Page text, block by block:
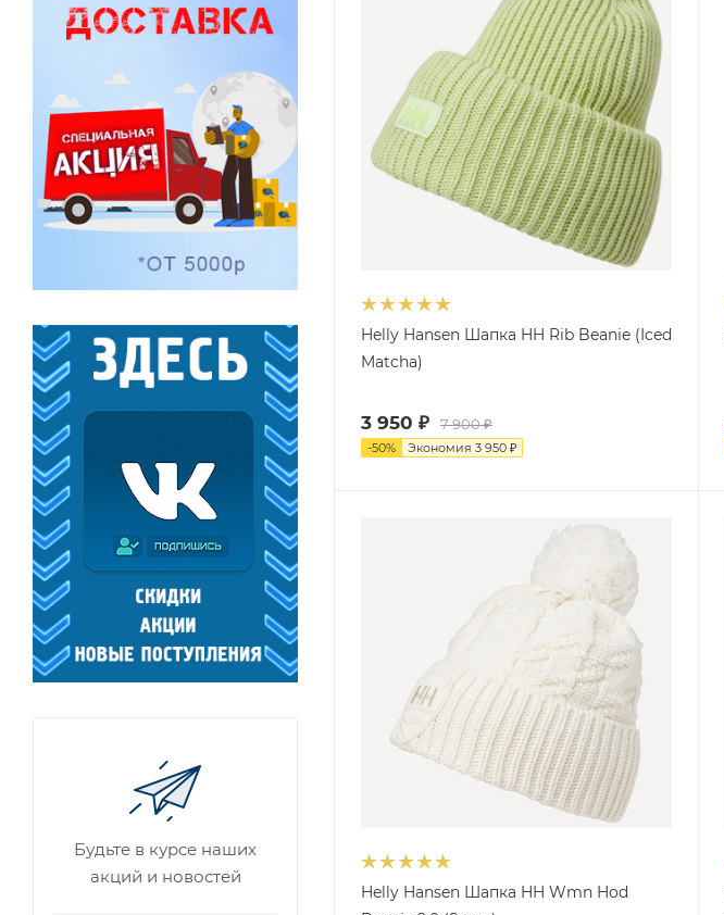
Helly Hansen Шапка HH Rib Beanie (Iced
Matcha)
3 950 ₽ 7 900₽
-50% Экономия 3 950 ₽
Helly Hansen Шапка HH Wmn Hod
Будьте в курсе наших
акций и новостей